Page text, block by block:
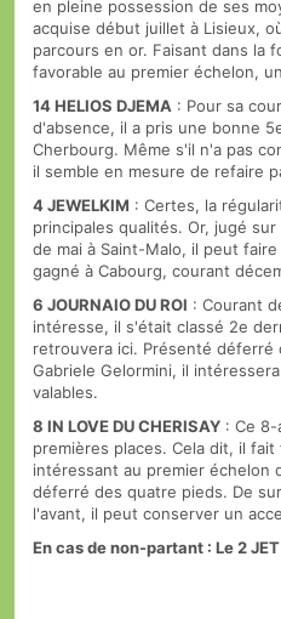
en pleine possession de ses
acquise début juillet à Lisieux,
parcours en or. Faisant dans la
favorable au premier échelon,
14 HELIOS DJEMA : Pour sa
d'absence, il a pris une bonne
Cherbourg. Même s'il n'a pas
il semble en mesure de refaire
4 JEWELKIM : Certes, la
principales qualités. Or, jugé
de mai à Saint-Malo, il peut
gagné à Cabourg, courant
6 JOURNAIO DU ROI : Courant
intéresse, il s'était classé 2e
retrouvera ici. Présenté
Gabriele Gelormini, il
valables.
8 IN LOVE DU CHERISAY : Ce
premières places. Cela dit, il
intéressant au premier échelon
déferré des quatre pieds. De
l'avant, il peut conserver un
En cas de non-partant : Le 2 JET